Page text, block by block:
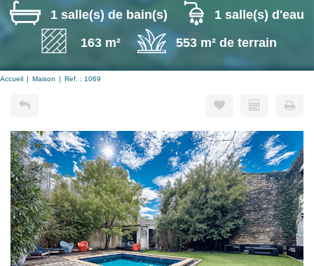
1 salle(s) de bain(s)
1 salle(s) d'eau
163 m²
553 m² de terrain
Accueil Maison Ref. : 1069